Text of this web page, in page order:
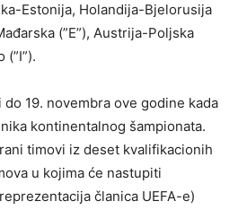
Estonija, Holandija-Bjelorusija
(”E”), Austrija-Poljska
(”I”).
19. novembra ove godine kada
kontinentalnog šampionata.
timovi iz deset kvalifikacionih
u kojima će nastupiti
članica UEFA-e)